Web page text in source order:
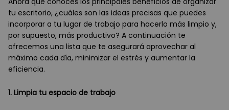
tu escritorio, ¿cuáles son las ideas precisas que puedes
incorporar a tu lugar de trabajo para hacerlo más limpio y,
por supuesto, más productivo? A continuación te
ofrecemos una lista que te asegurará aprovechar al
máximo cada día, minimizar el estrés y aumentar la
eficiencia.
1. Limpia tu espacio de trabajo